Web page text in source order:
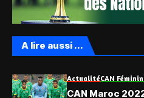
A lire aussi ...
ActualitéCAN
CAN Maroc